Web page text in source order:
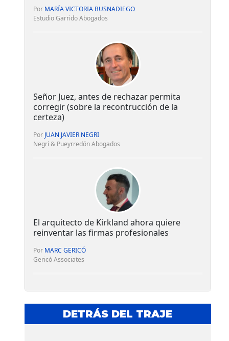
Por MARÍA VICTORIA BUSNADIEGO
Estudio Garrido Abogados
Señor Juez, antes de rechazar permita
corregir (sobre la recontrucción de la
certeza)
Por JUAN JAVIER NEGRI
Negri & Pueyrredón Abogados
El arquitecto de Kirkland ahora quiere
reinventar las firmas profesionales
Por MARC GERICÓ
Gericó Associates
DETRÁS DEL TRAJE